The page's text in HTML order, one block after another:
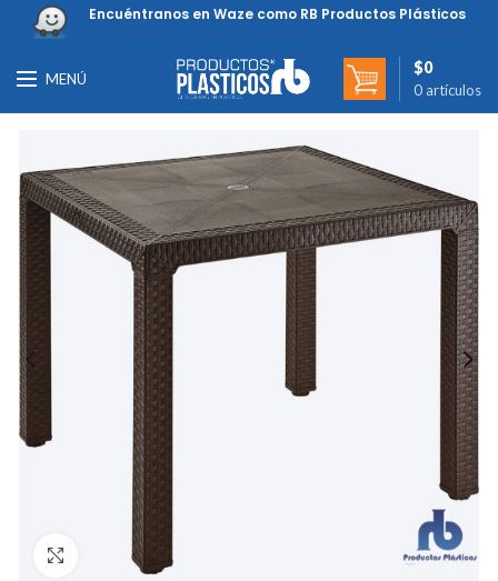
Encuéntranos en Waze como RB Productos Plásticos
MENÚ
0 artículos
$0
Clic para ampliar